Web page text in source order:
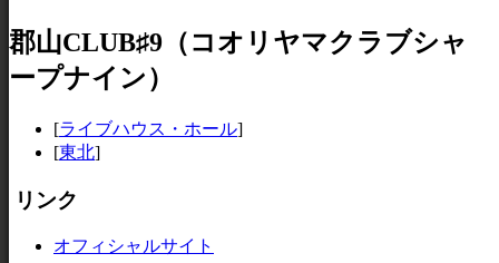
郡山CLUB♯9（コオリヤマクラブシャ
ープナイン）
[ライブハウス・ホール]
[東北]
リンク
オフィシャルサイト